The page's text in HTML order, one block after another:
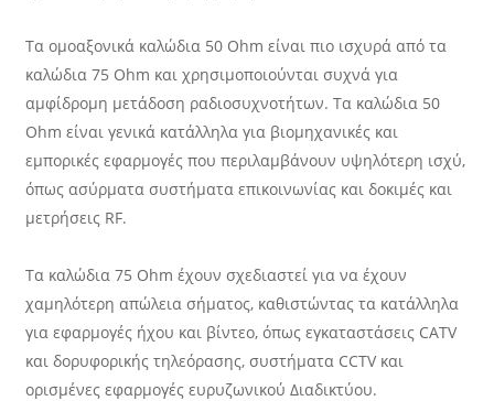
Τα ομοαξονικά καλώδια 50 Ohm είναι πιο ισχυρά από τα
καλώδια 75 Ohm και χρησιμοποιούνται συχνά για
αμφίδρομη μετάδοση ραδιοσυχνοτήτων. Τα καλώδια 50
Ohm είναι γενικά κατάλληλα για βιομηχανικές και
εμπορικές εφαρμογές που περιλαμβάνουν υψηλότερη ισχύ,
όπως ασύρματα συστήματα επικοινωνίας και δοκιμές και
μετρήσεις RF.
Τα καλώδια 75 Ohm έχουν σχεδιαστεί για να έχουν
χαμηλότερη απώλεια σήματος, καθιστώντας τα κατάλληλα
για εφαρμογές ήχου και βίντεο, όπως εγκαταστάσεις CATV
και δορυφορικής τηλεόρασης, συστήματα CCTV και
ορισμένες εφαρμογές ευρυζωνικού Διαδικτύου.